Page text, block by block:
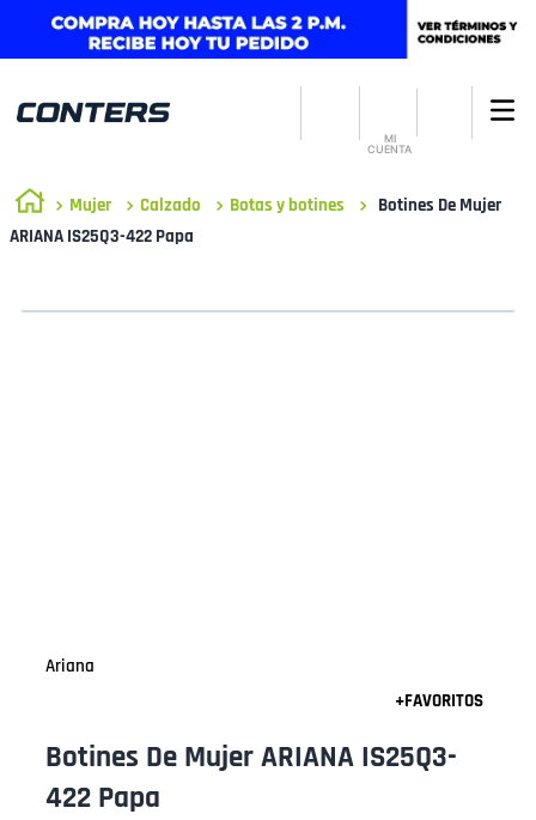
MI
CUENTA
Mujer Calzado Botas y botines
Botines De Mujer
ARIANA IS25Q3-422 Papa
Ariana
Botines De Mujer ARIANA IS25Q3-
422 Papa